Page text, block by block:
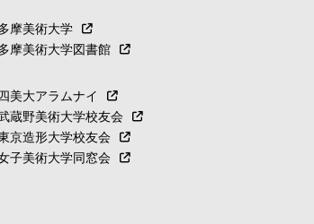
摩美術大学
摩美術大学図書館
美大アラムナイ
蔵野美術大学校友会
京造形大学校友会
子美術大学同窓会